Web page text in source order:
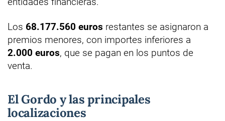
Los 68.177.560 euros restantes se asignaron a
premios menores, con importes inferiores a
2.000 euros, que se pagan en los puntos de
venta.
El Gordo y las principales
localizaciones